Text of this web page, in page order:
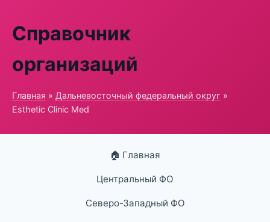
Справочник
организаций
Главная » Дальневосточный федеральный округ »
Esthetic Clinic Med
🏠 Главная
Центральный ФО
Северо-Западный ФО